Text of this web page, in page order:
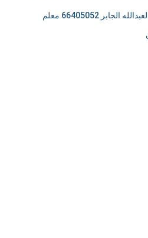
دهان صباغ ضاحية مبارك العبدالله الجابر 66405052 معلم